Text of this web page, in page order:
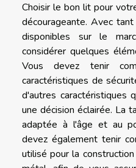
Choisir le bon lit pour
décourageante. Avec
disponibles sur le
considérer quelques
Vous devez tenir
caractéristiques de
d'autres caractéristiques
une décision éclairée. La
adaptée à l'âge et au
devez également tenir
utilisé pour la